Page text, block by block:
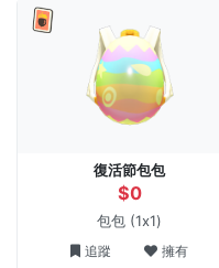
復活節包包
$0
包包 (1x1)
追蹤 擁有